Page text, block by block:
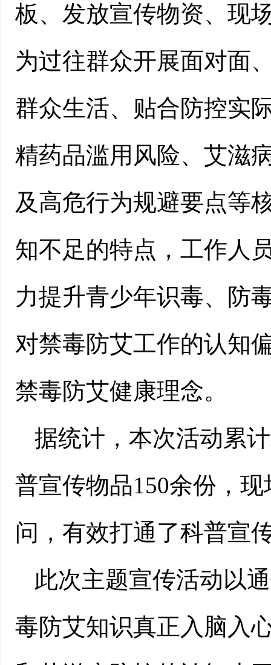
板、发放宣传物资、现
为过往群众开展面对面
群众生活、贴合防控实
精药品滥用风险、艾滋
及高危行为规避要点等
知不足的特点，工作人
力提升青少年识毒、防
对禁毒防艾工作的认知
禁毒防艾健康理念。
据统计，本次活动累
普宣传物品150余份，
问，有效打通了科普宣
此次主题宣传活动以
毒防艾知识真正入脑入